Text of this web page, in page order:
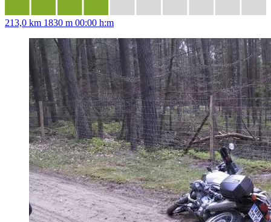
213,0 km 1830 m 00:00 h:m